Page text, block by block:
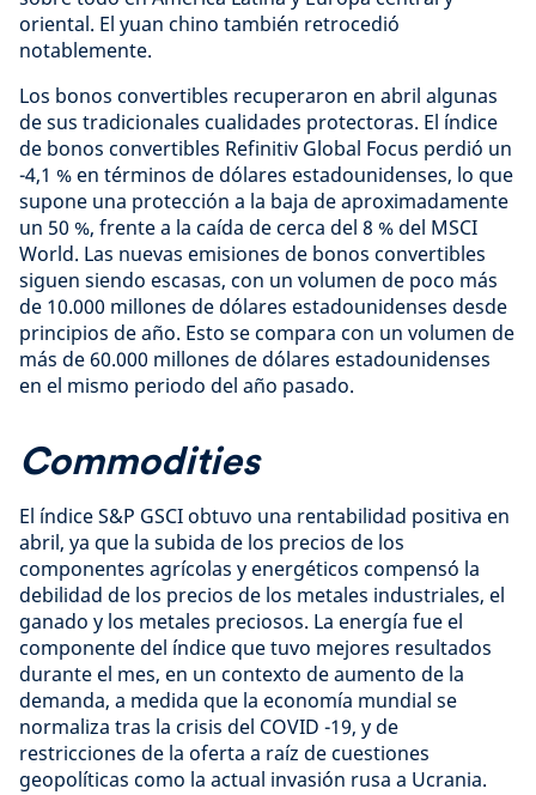
oriental. El yuan chino también retrocedió
notablemente.
Los bonos convertibles recuperaron en abril algunas
de sus tradicionales cualidades protectoras. El índice
de bonos convertibles Refinitiv Global Focus perdió un
-4,1 % en términos de dólares estadounidenses, lo que
supone una protección a la baja de aproximadamente
un 50 %, frente a la caída de cerca del 8 % del MSCI
World. Las nuevas emisiones de bonos convertibles
siguen siendo escasas, con un volumen de poco más
de 10.000 millones de dólares estadounidenses desde
principios de año. Esto se compara con un volumen de
más de 60.000 millones de dólares estadounidenses
en el mismo periodo del año pasado.
Commodities
El índice S&P GSCI obtuvo una rentabilidad positiva en
abril, ya que la subida de los precios de los
componentes agrícolas y energéticos compensó la
debilidad de los precios de los metales industriales, el
ganado y los metales preciosos. La energía fue el
componente del índice que tuvo mejores resultados
durante el mes, en un contexto de aumento de la
demanda, a medida que la economía mundial se
normaliza tras la crisis del COVID -19, y de
restricciones de la oferta a raíz de cuestiones
geopolíticas como la actual invasión rusa a Ucrania.